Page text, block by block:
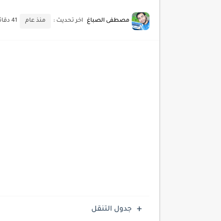
أدوات مجانية للبحث عن الكلمات
مصطفى الصباغ اخر تحديث : منذ عام 41 دقائق للقراءة
جدول التنقل